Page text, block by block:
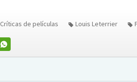
Críticas de películas Louis Leterrier